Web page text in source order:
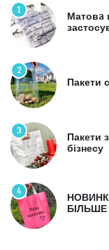
1
Матовa
2
Пакети
3
Пакети
бізнесу
4